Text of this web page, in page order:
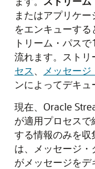
またはアプリケ
をエンキューす
トリーム・パス
流れます。スト
セス
メッセージ
ンによってデキュ
現在、Oracle
が適用プロセス
する情報のみを
は、メッセージ
がメッセージを